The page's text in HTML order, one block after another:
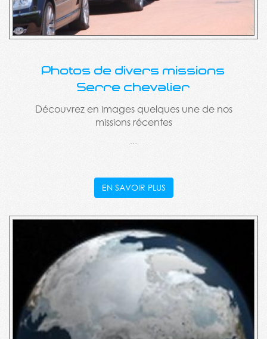
Photos de divers missions
Serre chevalier
Découvrez en images quelques une de nos
missions récentes
EN SAVOIR PLUS